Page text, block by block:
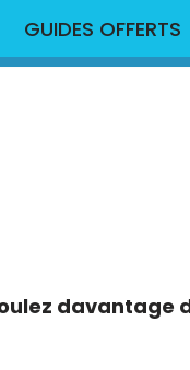
GUIDES OFFERTS
davantage